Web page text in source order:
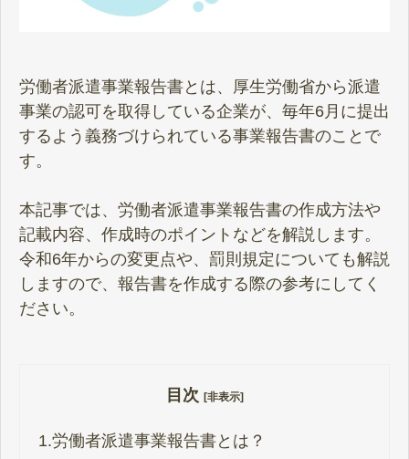
労働者派遣事業報告書とは、厚生労働省から派遣
事業の認可を取得している企業が、毎年6月に提出
するよう義務づけられている事業報告書のことで
す。
本記事では、労働者派遣事業報告書の作成方法や
記載内容、作成時のポイントなどを解説します。
令和6年からの変更点や、罰則規定についても解説
しますので、報告書を作成する際の参考にしてく
ださい。
目次 [非表示]
1.労働者派遣事業報告書とは？